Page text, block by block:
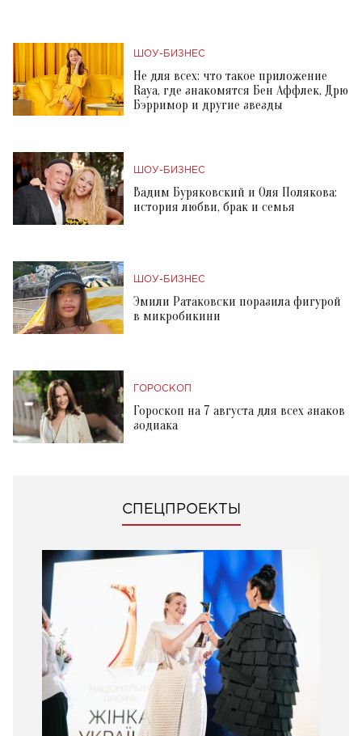
ШОУ-БИЗНЕС
Не для всех: что такое приложение
Raya, где знакомятся Бен Аффлек, Дрю
Бэрримор и другие звезды
ШОУ-БИЗНЕС
Вадим Буряковский и Оля Полякова:
история любви, брак и семья
ШОУ-БИЗНЕС
Эмили Ратаковски поразила фигурой
в микробикини
ГОРОСКОП
Гороскоп на 7 августа для всех знаков
зодиака
СПЕЦПРОЕКТЫ